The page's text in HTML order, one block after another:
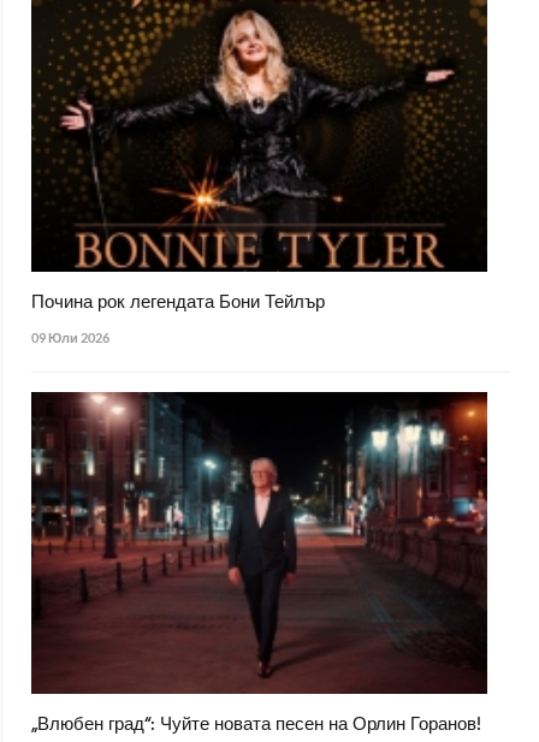
Почина рок легендата Бони Тейлър
09 Юли 2026
„Влюбен град“: Чуйте новата песен на Орлин Горанов!